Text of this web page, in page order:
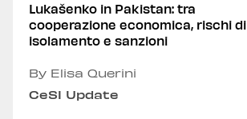
Lukašenko in Pakistan: tra
cooperazione economica, rischi di
isolamento e sanzioni
By Elisa Querini
CeSI Update